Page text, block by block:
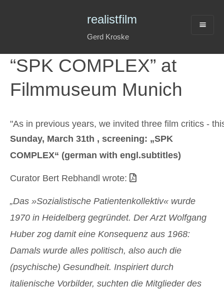
realistfilm
Gerd Kroske
“SPK COMPLEX” at
Filmmuseum Munich
"As in previous years, we invited three film critics -
Sunday, March 31th , screening: „SPK
COMPLEX“ (german with engl.subtitles)
Curator Bert Rebhandl wrote:
„Das »Sozialistische Patientenkollektiv« wurde
1970 in Heidelberg gegründet. Der Arzt Wolfgang
Huber zog damit eine Konsequenz aus 1968:
Damals wurde alles politisch, also auch die
(psychische) Gesundheit. Inspiriert durch
italienische Vorbilder, suchten die Mitglieder des